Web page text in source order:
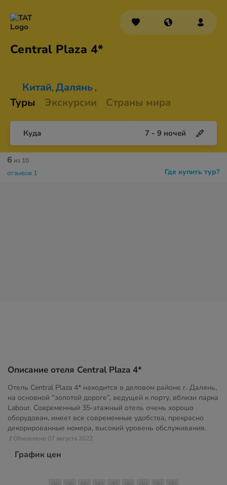
Central Plaza 4*
Китай, Далянь ,
Туры Экскурсии Страны мира
Куда 7 - 9 ночей
Где купить тур?
6 из 10
отзывов 1
Описание отеля Central Plaza 4*
Отель Central Plaza 4* находится в деловом районе г. Далянь,
на основной “золотой дороге”, ведущей к порту, вблизи парка
Labour. Современный 35-этажный отель очень хорошо
оборудован, имеет все современные удобства, прекрасно
декорированные номера, высокий уровень обслуживания.
// Обновлено 07 августа 2022
График цен